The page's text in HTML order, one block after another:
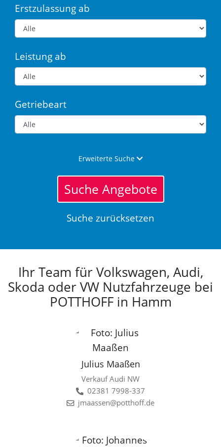
Erstzulassung ab
Leistung ab
Getriebeart
Erweiterte Suche
Suche Angebote
Suche zurücksetzen
Ihr Team für Volkswagen, Audi,
Skoda oder VW Nutzfahrzeuge bei
POTTHOFF in Hamm
Julius Maaßen
Verkauf Audi NW
02381 7998-337
jmaassen@potthoff.de